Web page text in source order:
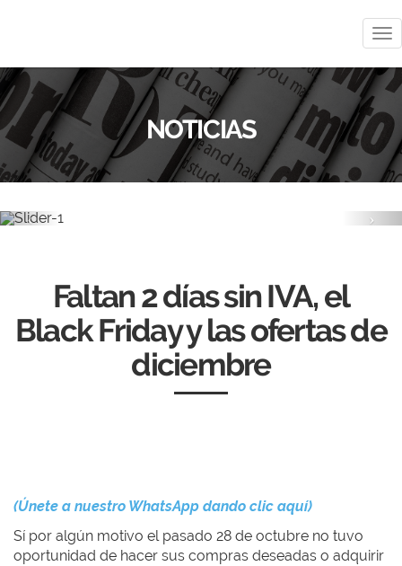
NOTICIAS
Previous
Faltan 2 días sin IVA, el
Black Friday y las ofertas de
diciembre
(Únete a nuestro WhatsApp dando clic aquí)
Sí por algún motivo el pasado 28 de octubre no tuvo
oportunidad de hacer sus compras deseadas o adquirir